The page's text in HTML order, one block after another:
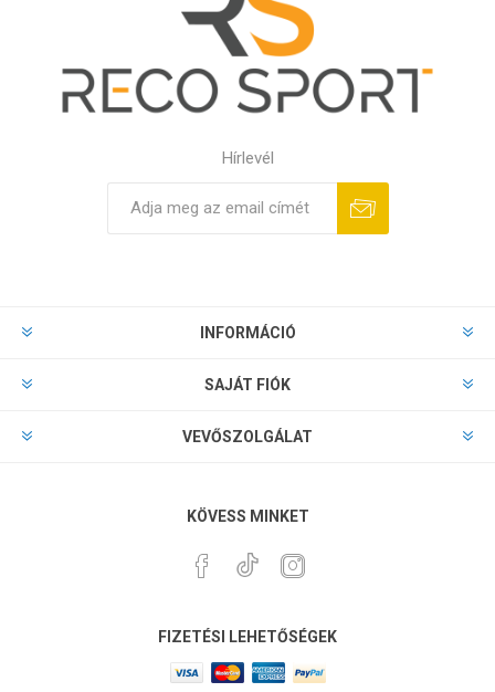
Hírlevél
INFORMÁCIÓ
SAJÁT FIÓK
VEVŐSZOLGÁLAT
KÖVESS MINKET
FIZETÉSI LEHETŐSÉGEK